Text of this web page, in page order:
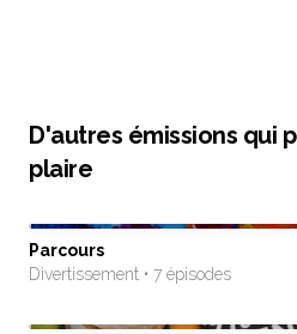
D'autres émissions qui
plaire
Parcours
Divertissement • 7 épisodes